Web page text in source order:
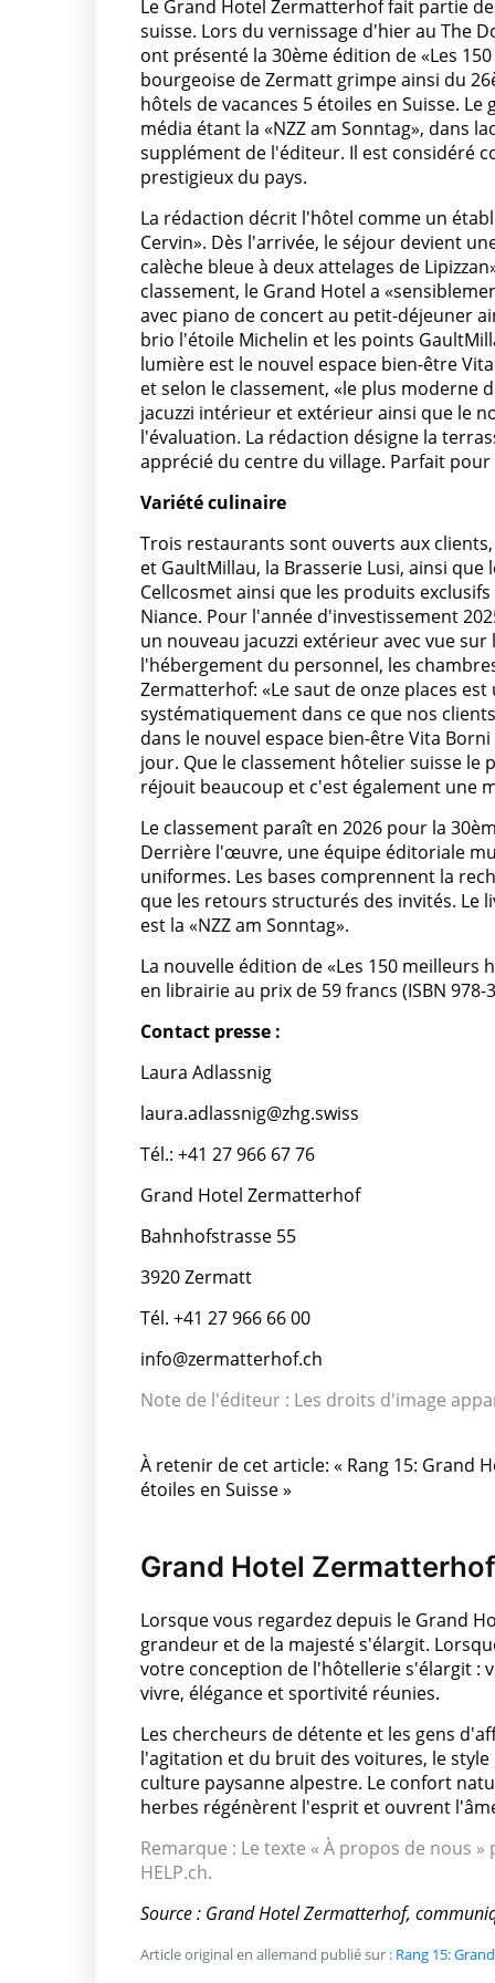
Le Grand Hotel Zermatterhof fait partie
suisse. Lors du vernissage d'hier au The
ont présenté la 30ème édition de «Les
bourgeoise de Zermatt grimpe ainsi du
hôtels de vacances 5 étoiles en Suisse.
média étant la «NZZ am Sonntag», dans
supplément de l'éditeur. Il est considéré
prestigieux du pays.
La rédaction décrit l'hôtel comme un
Cervin». Dès l'arrivée, le séjour devient
calèche bleue à deux attelages de
classement, le Grand Hotel a
avec piano de concert au petit-déjeuner
brio l'étoile Michelin et les points
lumière est le nouvel espace bien-être
et selon le classement, «le plus moderne
jacuzzi intérieur et extérieur ainsi que le
l'évaluation. La rédaction désigne la
apprécié du centre du village. Parfait
Variété culinaire
Trois restaurants sont ouverts aux
et GaultMillau, la Brasserie Lusi, ainsi
Cellcosmet ainsi que les produits
Niance. Pour l'année d'investissement
un nouveau jacuzzi extérieur avec vue
l'hébergement du personnel, les
Zermatterhof: «Le saut de onze places
systématiquement dans ce que nos
dans le nouvel espace bien-être Vita
jour. Que le classement hôtelier suisse le
réjouit beaucoup et c'est également une
Le classement paraît en 2026 pour la
Derrière l'œuvre, une équipe éditoriale
uniformes. Les bases comprennent la
que les retours structurés des invités. Le
est la «NZZ am Sonntag».
La nouvelle édition de «Les 150 meilleurs
en librairie au prix de 59 francs (ISBN 978-
Contact presse :
Laura Adlassnig
laura.adlassnig@zhg.swiss
Tél.: +41 27 966 67 76
Grand Hotel Zermatterhof
Bahnhofstrasse 55
3920 Zermatt
Tél. +41 27 966 66 00
info@zermatterhof.ch
Note de l'éditeur : Les droits d'image
À retenir de cet article: « Rang 15: Grand
étoiles en Suisse »
Grand Hotel Zermatterhof
Lorsque vous regardez depuis le Grand
grandeur et de la majesté s'élargit.
votre conception de l'hôtellerie s'élargit :
vivre, élégance et sportivité réunies.
Les chercheurs de détente et les gens
l'agitation et du bruit des voitures, le
culture paysanne alpestre. Le confort
herbes régénèrent l'esprit et ouvrent
Remarque : Le texte « À propos de nous
HELP.ch.
Source : Grand Hotel Zermatterhof,
Article original en allemand publié sur : Rang 15: